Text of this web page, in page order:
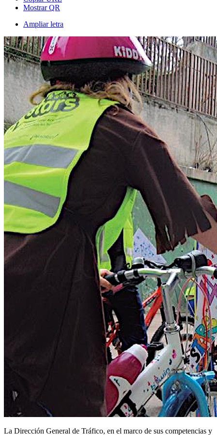
Mostrar QR
Ampliar letra
La Dirección General de Tráfico, en el marco de sus competencias y